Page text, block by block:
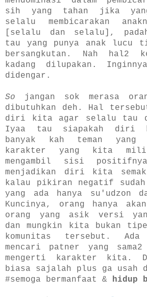
sih yang tahan jika yang
selalu membicarakan
[selalu dan selalu],
tau yang punya anak lucu
bersangkutan. Nah
kadang dilupakan.
didengar.
So jangan sok merasa
dibutuhkan deh. Hal tersebut
diri kita agar selalu tau
Iyaa tau siapakah diri
banyak kah teman yang
karakter yang kita
mengambil sisi
menjadikan diri kita
kalau pikiran negatif sudah
yang ada hanya su'udzon
Kuncinya, orang hanya akan
orang yang asik versi
danmungkin kita bukan
komunitas tersebut.
mencari patner yang sama2
mengerti karakter kita.
biasa sajalah plus ga usah
#semoga bermanfaat & hidup